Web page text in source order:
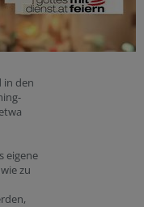
in den
eigene
zu